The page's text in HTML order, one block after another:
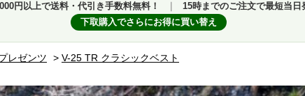
円以上で送料・代引き手数料無料！
15時までのご注文で最短当日
下取購入でさらにお得に買い替え
レゼンツ > V-25 TR クラシックベスト